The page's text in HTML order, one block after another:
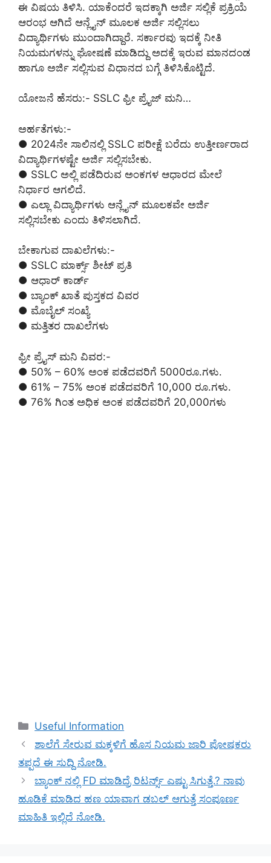
ಈ ವಿಷಯ ತಿಳಿಸಿ. ಯಾಕೆಂದರೆ ಇದಕ್ಕಾಗಿ ಅರ್ಜಿ ಸಲ್ಲಿಕೆ ಪ್ರಕ್ರಿಯೆ
ಆರಂಭ ಆಗಿದೆ ಆನ್ಲೈನ್ ಮೂಲಕ ಅರ್ಜಿ ಸಲ್ಲಿಸಲು
ವಿದ್ಯಾರ್ಥಿಗಳು ಮುಂದಾಗಿದ್ದಾರೆ. ಸರ್ಕಾರವು ಇದಕ್ಕೆ ನೀತಿ
ನಿಯಮಗಳನ್ನು ಘೋಷಣೆ ಮಾಡಿದ್ದು ಅದಕ್ಕೆ ಇರುವ ಮಾನದಂಡ
ಹಾಗೂ ಅರ್ಜಿ ಸಲ್ಲಿಸುವ ವಿಧಾನದ ಬಗ್ಗೆ ತಿಳಿಸಿಕೊಟ್ಟಿದೆ.
ಯೋಜನೆ ಹೆಸರು:- SSLC ಫ್ರೀ ಪ್ರೈಜ್ ಮನಿ…
ಅರ್ಹತೆಗಳು:-
● 2024ನೇ ಸಾಲಿನಲ್ಲಿ SSLC ಪರೀಕ್ಷೆ ಬರೆದು ಉತ್ತೀರ್ಣರಾದ
ವಿದ್ಯಾರ್ಥಿಗಳಷ್ಟೇ ಅರ್ಜಿ ಸಲ್ಲಿಸಬೇಕು.
● SSLC ಅಲ್ಲಿ ಪಡೆದಿರುವ ಅಂಕಗಳ ಆಧಾರದ ಮೇಲೆ
ನಿರ್ಧಾರ ಆಗಲಿದೆ.
● ಎಲ್ಲಾ ವಿದ್ಯಾರ್ಥಿಗಳು ಆನ್ಲೈನ್ ಮೂಲಕವೇ ಅರ್ಜಿ
ಸಲ್ಲಿಸಬೇಕು ಎಂದು ತಿಳಿಸಲಾಗಿದೆ.
ಬೇಕಾಗುವ ದಾಖಲೆಗಳು:-
● SSLC ಮಾರ್ಕ್ಸ್ ಶೀಟ್ ಪ್ರತಿ
● ಆಧಾರ್ ಕಾರ್ಡ್
● ಬ್ಯಾಂಕ್ ಖಾತೆ ಪುಸ್ತಕದ ವಿವರ
● ಮೊಬೈಲ್ ಸಂಖ್ಯೆ
● ಮತ್ತಿತರ ದಾಖಲೆಗಳು
ಫ್ರೀ ಪ್ರೈಸ್ ಮನಿ ವಿವರ:-
● 50% – 60% ಅಂಕ ಪಡೆದವರಿಗೆ 5000ರೂ.ಗಳು.
● 61% – 75% ಅಂಕ ಪಡೆದವರಿಗೆ 10,000 ರೂ.ಗಳು.
● 76% ಗಿಂತ ಅಧಿಕ ಅಂಕ ಪಡೆದವರಿಗೆ 20,000ಗಳು
Categories
Useful Information
ಶಾಲೆಗೆ ಸೇರುವ ಮಕ್ಕಳಿಗೆ ಹೊಸ ನಿಯಮ ಜಾರಿ ಪೋಷಕರು
ತಪ್ಪದೆ ಈ ಸುದ್ದಿ ನೋಡಿ.
ಬ್ಯಾಂಕ್ ನಲ್ಲಿ FD ಮಾಡಿದ್ರೆ ರಿಟರ್ನ್ಸ್ ಎಷ್ಟು ಸಿಗುತ್ತೆ.? ನಾವು
ಹೂಡಿಕೆ ಮಾಡಿದ ಹಣ ಯಾವಾಗ ಡಬಲ್ ಆಗುತ್ತೆ ಸಂಪೂರ್ಣ
ಮಾಹಿತಿ ಇಲ್ಲಿದೆ ನೋಡಿ.